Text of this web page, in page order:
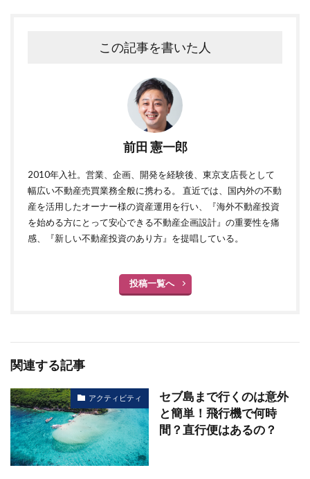
この記事を書いた人
前田 憲一郎
2010年入社。営業、企画、開発を経験後、東京支店長として
幅広い不動産売買業務全般に携わる。 直近では、国内外の不動
産を活用したオーナー様の資産運用を行い、『海外不動産投資
を始める方にとって安心できる不動産企画設計』の重要性を痛
感、『新しい不動産投資のあり方』を提唱している。
投稿一覧へ
関連する記事
アクティビティ
セブ島まで行くのは意外
と簡単！飛行機で何時
間？直行便はあるの？